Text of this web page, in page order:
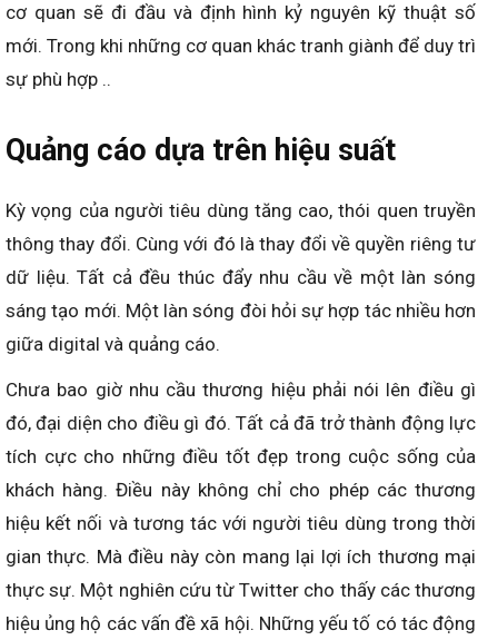
cơ quan sẽ đi đầu và định hình kỷ nguyên kỹ thuật số
mới. Trong khi những cơ quan khác tranh giành để duy trì
sự phù hợp ..
Quảng cáo dựa trên hiệu suất
Kỳ vọng của người tiêu dùng tăng cao, thói quen truyền
thông thay đổi. Cùng với đó là thay đổi về quyền riêng tư
dữ liệu. Tất cả đều thúc đẩy nhu cầu về một làn sóng
sáng tạo mới. Một làn sóng đòi hỏi sự hợp tác nhiều hơn
giữa digital và quảng cáo.
Chưa bao giờ nhu cầu thương hiệu phải nói lên điều gì
đó, đại diện cho điều gì đó. Tất cả đã trở thành động lực
tích cực cho những điều tốt đẹp trong cuộc sống của
khách hàng. Điều này không chỉ cho phép các thương
hiệu kết nối và tương tác với người tiêu dùng trong thời
gian thực. Mà điều này còn mang lại lợi ích thương mại
thực sự. Một nghiên cứu từ Twitter cho thấy các thương
hiệu ủng hộ các vấn đề xã hội. Những yếu tố có tác động